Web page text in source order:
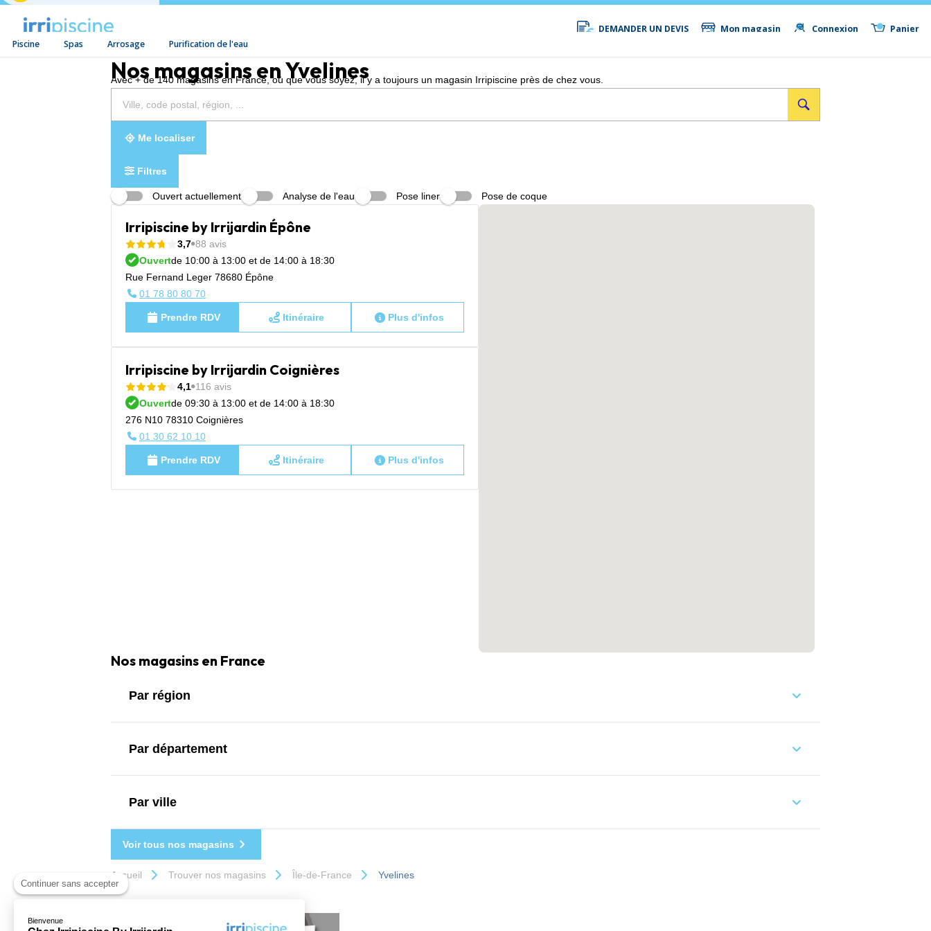
Continuer sans accepter
Bienvenue
DEMANDER UN DEVIS Mon magasin Connexion Panier
Aller au contenu
Piscine Spas Arrosage Purification de l'eau
Nos magasins en Yvelines
Avec + de 140 magasins en France, où que vous soyez, il y a toujours un magasin Irripiscine près de chez vous.
Veuillez
renseigner
{{count}}
résultat(s)
Me localiser
Filtres
Ouvert actuellement Analyse de l'eau Pose liner Pose de coque
Irripiscine by Irrijardin Épône
3,7 88 avis
Ouvertde 10:00 à 13:00 et de 14:00 à 18:30
Rue Fernand Leger 78680 Épône
01 78 80 80 70
Prendre RDV Itinéraire Plus d'infos
Irripiscine by Irrijardin Coignières
4,1 116 avis
Ouvertde 09:30 à 13:00 et de 14:00 à 18:30
276 N10 78310 Coignières
01 30 62 10 10
Prendre RDV Itinéraire Plus d'infos
Nos magasins en France
Par région
Par département
Par ville
Voir tous nos magasins
Accueil Trouver nos magasins Île-de-France Yvelines